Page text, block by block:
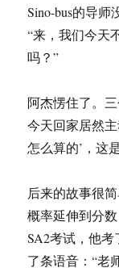
Sino-bus的导师
“来，我们今天
吗？”
阿杰愣住了。
今天回家居然
怎么算的’，这
后来的故事很
概率延伸到分
SA2考试，他
了条语音：“老